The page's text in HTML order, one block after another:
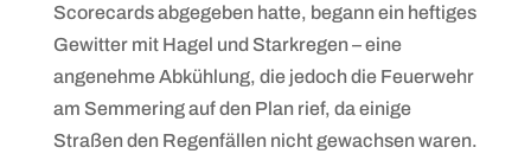
Scorecards abgegeben hatte, begann ein heftiges
Gewitter mit Hagel und Starkregen – eine
angenehme Abkühlung, die jedoch die Feuerwehr
am Semmering auf den Plan rief, da einige
Straßen den Regenfällen nicht gewachsen waren.